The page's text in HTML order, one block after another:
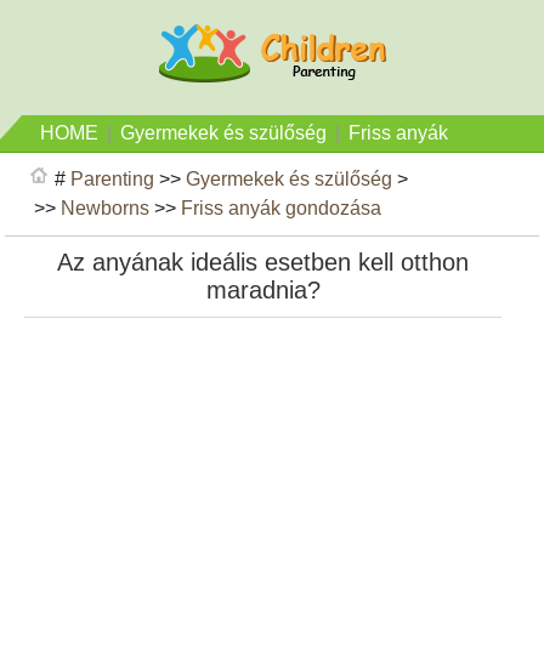
HOME Gyermekek és szülőség
Friss anyák
gondozása
# Parenting >>Gyermekek és szülőség >
>> Newborns >> Friss anyák gondozása
Az anyának ideális esetben kell otthon
maradnia?